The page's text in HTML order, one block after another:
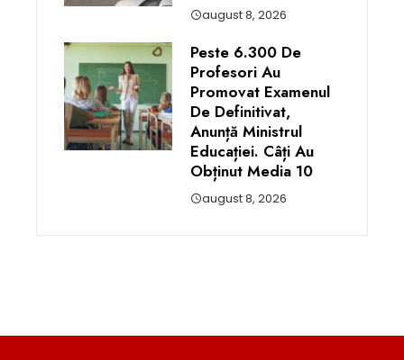
august 8, 2026
Peste 6.300 De
Profesori Au
Promovat Examenul
De Definitivat,
Anunță Ministrul
Educației. Câți Au
Obținut Media 10
august 8, 2026